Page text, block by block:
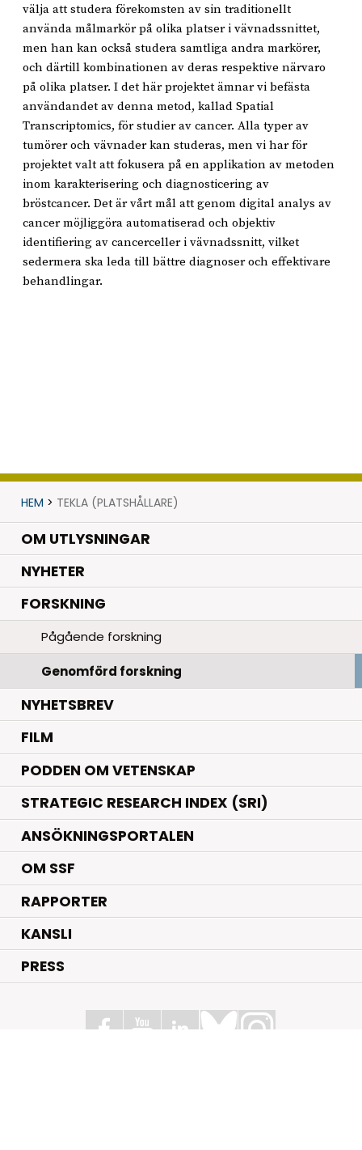
välja att studera förekomsten av sin traditionellt
använda målmarkör på olika platser i vävnadssnittet,
men han kan också studera samtliga andra markörer,
och därtill kombinationen av deras respektive närvaro
på olika platser. I det här projektet ämnar vi befästa
användandet av denna metod, kallad Spatial
Transcriptomics, för studier av cancer. Alla typer av
tumörer och vävnader kan studeras, men vi har för
projektet valt att fokusera på en applikation av metoden
inom karakterisering och diagnosticering av
bröstcancer. Det är vårt mål att genom digital analys av
cancer möjliggöra automatiserad och objektiv
identifiering av cancerceller i vävnadssnitt, vilket
sedermera ska leda till bättre diagnoser och effektivare
behandlingar.
HEM > TEKLA (PLATSHÅLLARE)
OM UTLYSNINGAR
NYHETER.
FORSKNING.
Pågående forskning
Genomförd forskning
NYHETSBREV
FILM
PODDEN OM VETENSKAP
STRATEGIC RESEARCH INDEX (SRI)
ANSÖKNINGSPORTALEN
OM SSF
RAPPORTER
KANSLI
PRESS